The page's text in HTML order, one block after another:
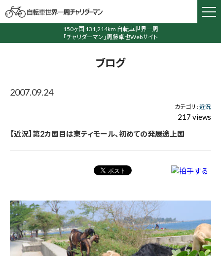
150ヶ国 131,214km 自転車世界一周
「チャリダーマン」周藤卓也Webサイト
ブログ
2007.09.24
カテゴリ :近況
217 views
【近況】第2カ国目は東ティモール、初めての発展途上国